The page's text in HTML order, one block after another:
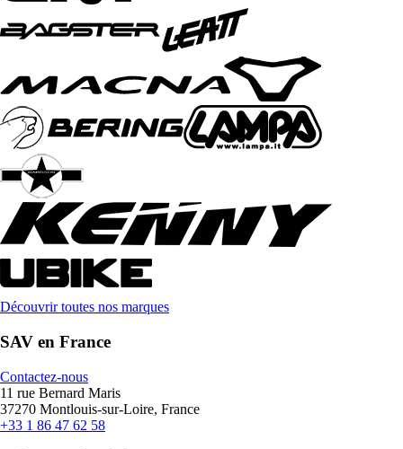
Découvrir toutes nos marques
SAV en France
Contactez-nous
11 rue Bernard Maris
37270 Montlouis-sur-Loire, France
+33 1 86 47 62 58